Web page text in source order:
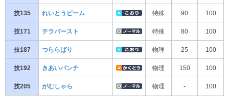
技135 れいとうビーム 特殊 90 100
技171 テラバースト 特殊 80 100
技187 つららばり 物理 25 100
技192 きあいパンチ 物理 150 100
技205 がむしゃら 物理 - 100